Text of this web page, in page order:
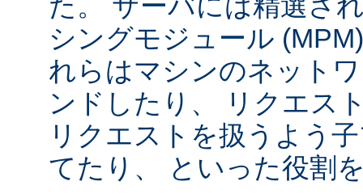
シングモジュール
れらはマシンのネット
ンドしたり、 リクエス
リクエストを扱うよう
てたり、 といった役割